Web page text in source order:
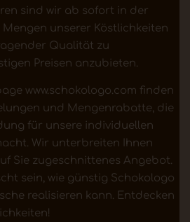
sind wir ab sofort in der
Mengen unserer Köstlichkeiten
Qualität zu
Preisen anzubieten.
www.schokologo.com finden
und Mengenrabatte, die
für unsere individuellen
Wir unterbreiten Ihnen
Sie zugeschnittenes Angebot.
sein, wie günstig Schokologo
realisieren kann. Entdecken